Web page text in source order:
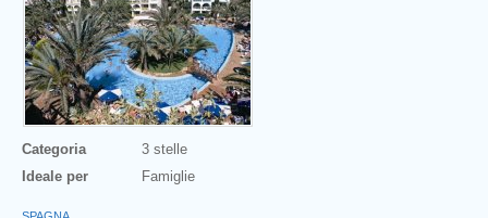
Categoria
3 stelle
Ideale per
Famiglie